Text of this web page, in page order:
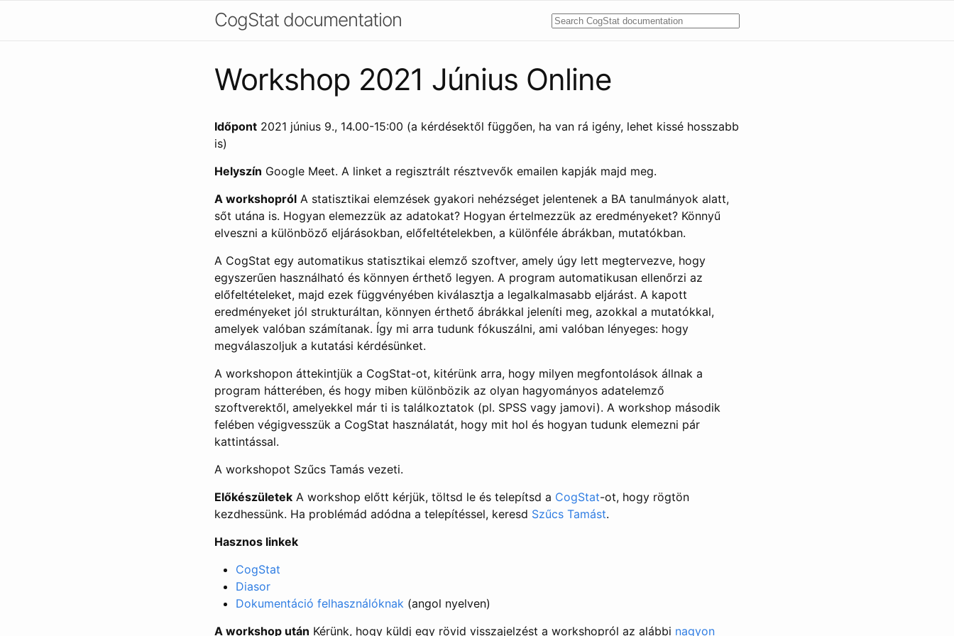
CogStat documentation
Workshop 2021 Június Online
Időpont 2021 június 9., 14.00-15:00 (a kérdésektől függően, ha van rá igény, lehet kissé hosszabb
is)
Helyszín Google Meet. A linket a regisztrált résztvevők emailen kapják majd meg.
A workshopról A statisztikai elemzések gyakori nehézséget jelentenek a BA tanulmányok alatt,
sőt utána is. Hogyan elemezzük az adatokat? Hogyan értelmezzük az eredményeket? Könnyű
elveszni a különböző eljárásokban, előfeltételekben, a különféle ábrákban, mutatókban.
A CogStat egy automatikus statisztikai elemző szoftver, amely úgy lett megtervezve, hogy
egyszerűen használható és könnyen érthető legyen. A program automatikusan ellenőrzi az
előfeltételeket, majd ezek függvényében kiválasztja a legalkalmasabb eljárást. A kapott
eredményeket jól strukturáltan, könnyen érthető ábrákkal jeleníti meg, azokkal a mutatókkal,
amelyek valóban számítanak. Így mi arra tudunk fókuszálni, ami valóban lényeges: hogy
megválaszoljuk a kutatási kérdésünket.
A workshopon áttekintjük a CogStat-ot, kitérünk arra, hogy milyen megfontolások állnak a
program hátterében, és hogy miben különbözik az olyan hagyományos adatelemző
szoftverektől, amelyekkel már ti is találkoztatok (pl. SPSS vagy jamovi). A workshop második
felében végigvesszük a CogStat használatát, hogy mit hol és hogyan tudunk elemezni pár
kattintással.
A workshopot Szűcs Tamás vezeti.
Előkészületek A workshop előtt kérjük, töltsd le és telepítsd a CogStat-ot, hogy rögtön
kezdhessünk. Ha problémád adódna a telepítéssel, keresd Szűcs Tamást.
Hasznos linkek
CogStat
Diasor
Dokumentáció felhasználóknak (angol nyelven)
A workshop után Kérünk, hogy küldj egy rövid visszajelzést a workshopról az alábbi nagyon